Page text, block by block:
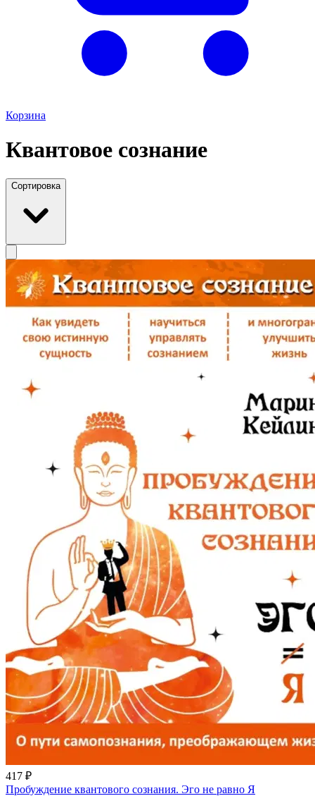
Корзина
Квантовое сознание
Сортировка
417 ₽
Пробуждение квантового сознания. Эго не равно Я